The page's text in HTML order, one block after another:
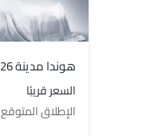
هوندا مدينة 2026
السعر قريبًا
الإطلاق المتوقع